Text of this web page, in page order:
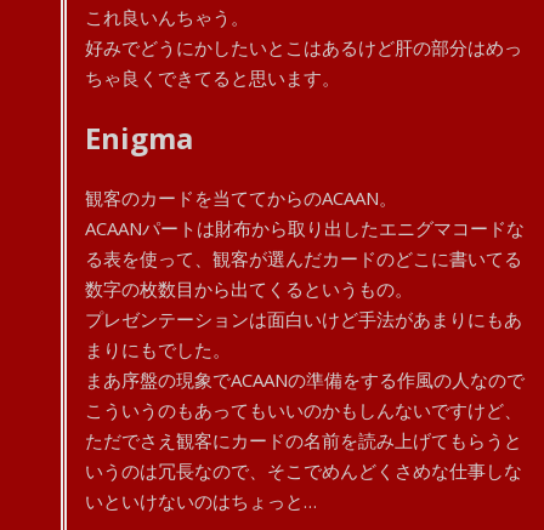
これ良いんちゃう。
好みでどうにかしたいとこはあるけど肝の部分はめっ
ちゃ良くできてると思います。
Enigma
観客のカードを当ててからのACAAN。
ACAANパートは財布から取り出したエニグマコードな
る表を使って、観客が選んだカードのどこに書いてる
数字の枚数目から出てくるというもの。
プレゼンテーションは面白いけど手法があまりにもあ
まりにもでした。
まあ序盤の現象でACAANの準備をする作風の人なので
こういうのもあってもいいのかもしんないですけど、
ただでさえ観客にカードの名前を読み上げてもらうと
いうのは冗長なので、そこでめんどくさめな仕事しな
いといけないのはちょっと…